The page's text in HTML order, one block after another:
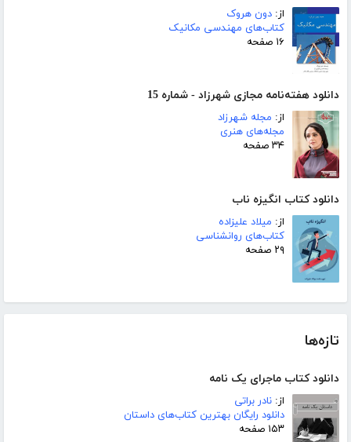
از: دون هروک
کتاب‌های مهندسی مکانیک
۱۶ صفحه
دانلود هفته‌نامه مجازی شهرزاد - شماره 15
از: مجله شهرزاد
مجله‌های هنری
۳۴ صفحه
دانلود کتاب انگیزه ناب
از: میلاد علیزاده
کتاب‌های روانشناسی
۲۹ صفحه
تازه‌ها
دانلود کتاب ماجرای یک نامه
از: نادر براتی
دانلود رایگان بهترین کتاب‌های داستان
۱۵۳ صفحه